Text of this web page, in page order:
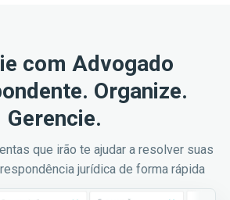
com Advogado
Organize.
Gerencie.
que irão te ajudar a resolver suas
jurídica de forma rápida